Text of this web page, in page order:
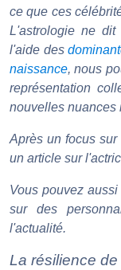
ce que ces
L'astrologie ne
l'aide des
naissance, nous
représentation
nouvelles nuances
Après un focus sur
un article sur
Vous pouvez
sur des
l'actualité.
La résilience